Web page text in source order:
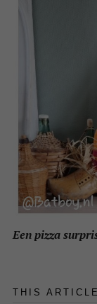
Een pizza
THIS